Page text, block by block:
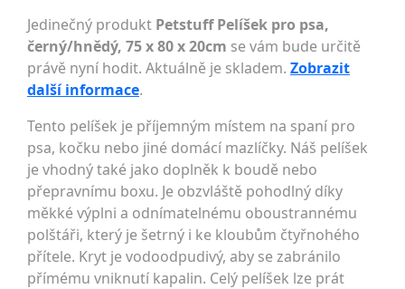
Jedinečný produkt Petstuff Pelíšek pro psa,
černý/hnědý, 75 x 80 x 20cm se vám bude určitě
právě nyní hodit. Aktuálně je skladem. Zobrazit
další informace.
Tento pelíšek je příjemným místem na spaní pro
psa, kočku nebo jiné domácí mazlíčky. Náš pelíšek
je vhodný také jako doplněk k boudě nebo
přepravnímu boxu. Je obzvláště pohodlný díky
měkké výplni a odnímatelnému oboustrannému
polštáři, který je šetrný i ke kloubům čtyřnohého
přítele. Kryt je vodoodpudivý, aby se zabránilo
přímému vniknutí kapalin. Celý pelíšek lze prát